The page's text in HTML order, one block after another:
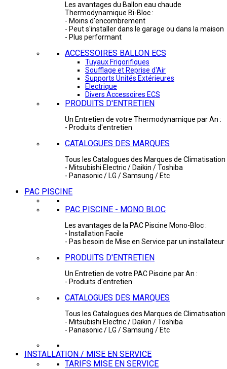
Les avantages du Ballon eau chaude
Thermodynamique Bi-Bloc :
- Moins d'encombrement
- Peut s'installer dans le garage ou dans la maison
- Plus performant
ACCESSOIRES BALLON ECS
Tuyaux Frigorifiques
Soufflage et Reprise d'Air
Supports Unités Extérieures
Electrique
Divers Accessoires ECS
PRODUITS D'ENTRETIEN
Un Entretien de votre Thermodynamique par An :
- Produits d'entretien
CATALOGUES DES MARQUES
Tous les Catalogues des Marques de Climatisation
- Mitsubishi Electric / Daikin / Toshiba
- Panasonic / LG / Samsung / Etc
PAC PISCINE
PAC PISCINE - MONO BLOC
Les avantages de la PAC Piscine Mono-Bloc :
- Installation Facile
- Pas besoin de Mise en Service par un installateur
PRODUITS D'ENTRETIEN
Un Entretien de votre PAC Piscine par An :
- Produits d'entretien
CATALOGUES DES MARQUES
Tous les Catalogues des Marques de Climatisation
- Mitsubishi Electric / Daikin / Toshiba
- Panasonic / LG / Samsung / Etc
INSTALLATION / MISE EN SERVICE
TARIFS MISE EN SERVICE